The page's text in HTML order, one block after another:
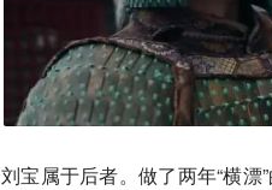
刘宝属于后者。做了两年“横